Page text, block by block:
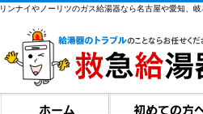
リンナイやノーリツのガス給湯器なら名古屋や愛知、